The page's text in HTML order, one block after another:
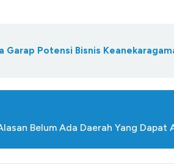
Garap Potensi Bisnis
Belum Ada Daerah Yang Dapat